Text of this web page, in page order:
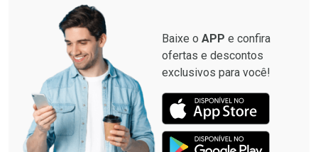
Baixe o APP e confira
ofertas e descontos
exclusivos para você!